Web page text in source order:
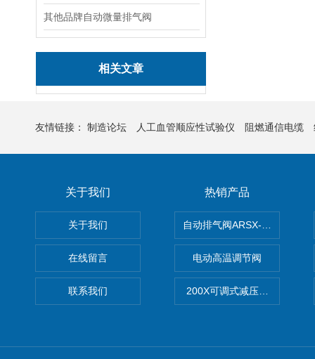
其他品牌自动微量排气阀
相关文章
友情链接： 制造论坛 人工血管顺应性试验仪 阻燃通信电缆
关于我们
关于我们
在线留言
联系我们
热销产品
自动排气阀ARSX-0015/
电动高温调节阀
200X可调式减压阀（减压稳